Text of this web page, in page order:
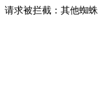
请求被拦截：其他蜘蛛